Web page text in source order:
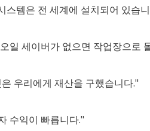
템은 전 세계에 설치되어 있습
일 세이버가 없으면 작업장으로
우리에게 재산을 구했습니다."
수익이 빠릅니다."